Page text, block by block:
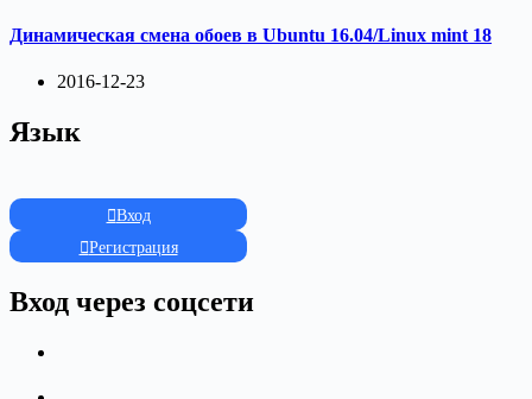
Динамическая смена обоев в Ubuntu 16.04/Linux mint 18
2016-12-23
Язык
Вход
Регистрация
Вход через соцсети